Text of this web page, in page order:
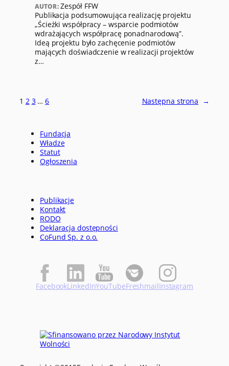
AUTOR: Zespół FFW
Publikacja podsumowująca realizację projektu
„Ścieżki współpracy – wsparcie podmiotów
wdrażających współpracę ponadnarodową”.
Ideą projektu było zachęcenie podmiotów
mających doświadczenie w realizacji projektów
z…
1 2 3 … 6 Następna strona →
Fundacja
Władze
Statut
Ogłoszenia
Publikacje
Kontakt
RODO
Deklaracja dostępności
CoFund Sp. z o.o.
FacebookLinkedInYouTubeFreshmailInstagram